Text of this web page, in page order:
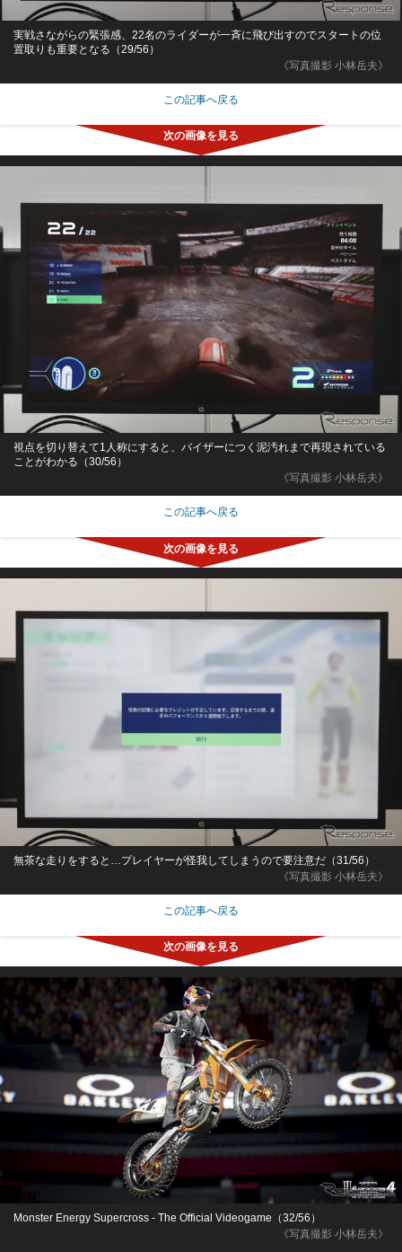
《写真撮影 小林岳夫》
実戦さながらの緊張感、22名のライダーが一斉に飛び出すのでスタートの位
置取りも重要となる（29/56）
この記事へ戻る
《写真撮影 小林岳夫》
視点を切り替えて1人称にすると、バイザーにつく泥汚れまで再現されている
ことがわかる（30/56）
この記事へ戻る
《写真撮影 小林岳夫》
無茶な走りをすると…プレイヤーが怪我してしまうので要注意だ（31/56）
この記事へ戻る
《写真撮影 小林岳夫》
Monster Energy Supercross - The Official Videogame（32/56）